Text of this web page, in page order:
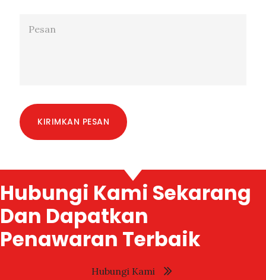
KIRIMKAN PESAN
Hubungi Kami Sekarang
Dan Dapatkan
Penawaran Terbaik
Hubungi Kami